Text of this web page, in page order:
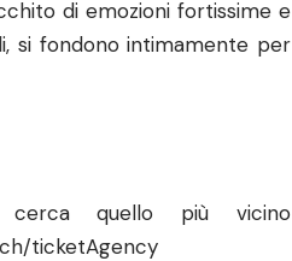
di emozioni fortissime e
si fondono intimamente per
quello più vicino
ticketAgency